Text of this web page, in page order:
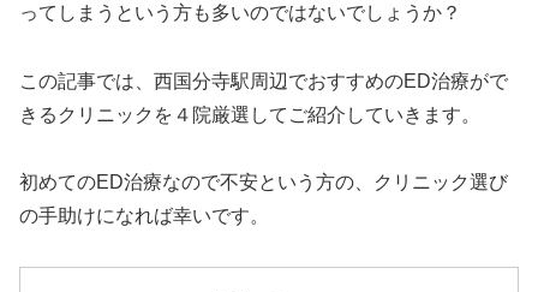
ってしまうという方も多いのではないでしょうか？
この記事では、西国分寺駅周辺でおすすめのED治療がで
きるクリニックを４院厳選してご紹介していきます。
初めてのED治療なので不安という方の、クリニック選び
の手助けになれば幸いです。